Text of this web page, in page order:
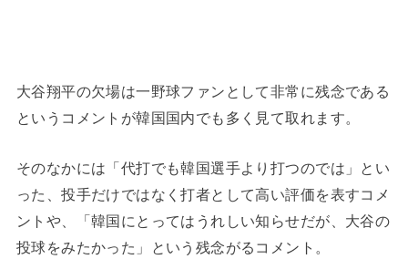
大谷翔平の欠場は一野球ファンとして非常に残念である
というコメントが韓国国内でも多く見て取れます。
そのなかには「代打でも韓国選手より打つのでは」とい
った、投手だけではなく打者として高い評価を表すコメ
ントや、「韓国にとってはうれしい知らせだが、大谷の
投球をみたかった」という残念がるコメント。